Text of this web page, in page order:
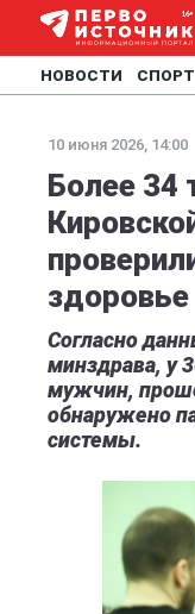
НОВОСТИ СПОРТ
10 июня 2026, 14:00
Более
здоровье
Согласно
минздрава, у
мужчин,
обнаружено
системы.